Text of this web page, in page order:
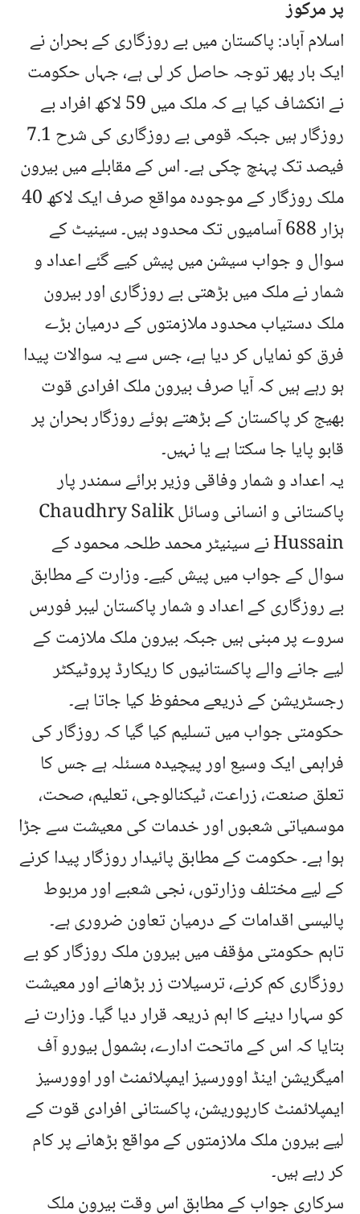
پر مرکوز
اسلام آباد: پاکستان میں بے روزگاری کے بحران نے
ایک بار پھر توجہ حاصل کر لی ہے، جہاں حکومت
نے انکشاف کیا ہے کہ ملک میں 59 لاکھ افراد بے
روزگار ہیں جبکہ قومی بے روزگاری کی شرح 7.1
فیصد تک پہنچ چکی ہے۔ اس کے مقابلے میں بیرون
ملک روزگار کے موجودہ مواقع صرف ایک لاکھ 40
ہزار 688 آسامیوں تک محدود ہیں۔ سینیٹ کے
سوال و جواب سیشن میں پیش کیے گئے اعداد و
شمار نے ملک میں بڑھتی بے روزگاری اور بیرون
ملک دستیاب محدود ملازمتوں کے درمیان بڑے
فرق کو نمایاں کر دیا ہے، جس سے یہ سوالات پیدا
ہو رہے ہیں کہ آیا صرف بیرون ملک افرادی قوت
بھیج کر پاکستان کے بڑھتے ہوئے روزگار بحران پر
قابو پایا جا سکتا ہے یا نہیں۔
یہ اعداد و شمار وفاقی وزیر برائے سمندر پار
پاکستانی و انسانی وسائلChaudhry Salik
Hussainنے سینیٹر محمد طلحہ محمود کے
سوال کے جواب میں پیش کیے۔ وزارت کے مطابق
بے روزگاری کے اعداد و شمار پاکستان لیبر فورس
سروے پر مبنی ہیں جبکہ بیرون ملک ملازمت کے
لیے جانے والے پاکستانیوں کا ریکارڈ پروٹیکٹر
رجسٹریشن کے ذریعے محفوظ کیا جاتا ہے۔
حکومتی جواب میں تسلیم کیا گیا کہ روزگار کی
فراہمی ایک وسیع اور پیچیدہ مسئلہ ہے جس کا
تعلق صنعت، زراعت، ٹیکنالوجی، تعلیم، صحت،
موسمیاتی شعبوں اور خدمات کی معیشت سے جڑا
ہوا ہے۔ حکومت کے مطابق پائیدار روزگار پیدا کرنے
کے لیے مختلف وزارتوں، نجی شعبے اور مربوط
پالیسی اقدامات کے درمیان تعاون ضروری ہے۔
تاہم حکومتی مؤقف میں بیرون ملک روزگار کو بے
روزگاری کم کرنے، ترسیلات زر بڑھانے اور معیشت
کو سہارا دینے کا اہم ذریعہ قرار دیا گیا۔ وزارت نے
بتایا کہ اس کے ماتحت ادارے، بشمول بیورو آف
امیگریشن اینڈ اوورسیز ایمپلائمنٹ اور اوورسیز
ایمپلائمنٹ کارپوریشن، پاکستانی افرادی قوت کے
لیے بیرون ملک ملازمتوں کے مواقع بڑھانے پر کام
کر رہے ہیں۔
سرکاری جواب کے مطابق اس وقت بیرون ملک